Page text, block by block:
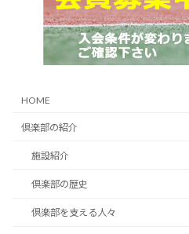
HOME
倶楽部の紹介
施設紹介
倶楽部の歴史
倶楽部を支える人々